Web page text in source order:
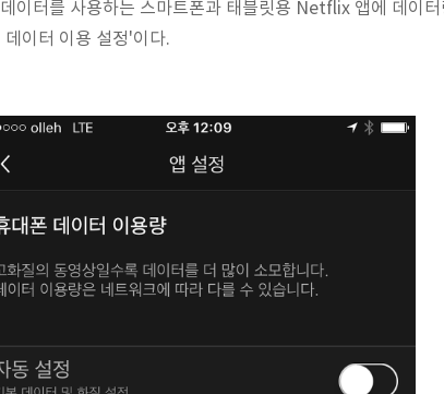
이터를 사용하는 스마트폰과 태블릿용 Netflix 앱에 데이터
이터 이용 설정'이다.